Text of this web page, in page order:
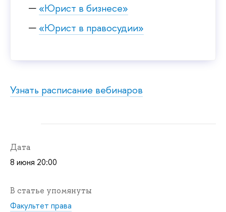
«Юрист в бизнесе»
«Юрист в правосудии»
Узнать расписание вебинаров
Дата
8 июня 20:00
В статье упомянуты
Факультет права